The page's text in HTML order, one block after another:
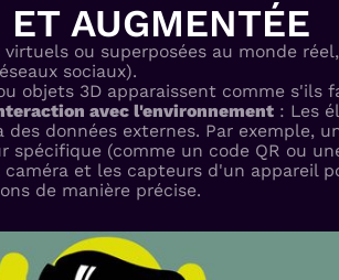
AUGMENTÉE
ou superposées au monde
sociaux).
objets 3D apparaissent comme s'ils
avec l'environnement : Les
données externes. Par exemple,
(comme un code QR ou
et les capteurs d'un appareil
de manière précise.